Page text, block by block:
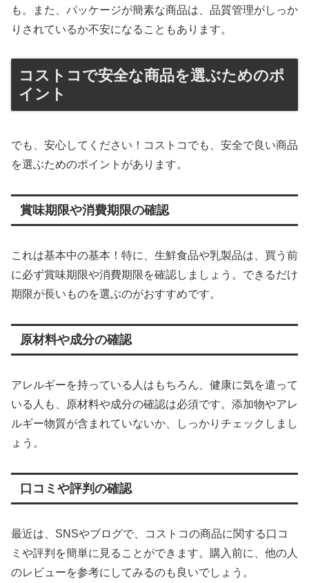
も。また、パッケージが簡素な商品は、品質管理がしっか
りされているか不安になることもあります。
コストコで安全な商品を選ぶためのポ
イント
でも、安心してください！コストコでも、安全で良い商品
を選ぶためのポイントがあります。
賞味期限や消費期限の確認
これは基本中の基本！特に、生鮮食品や乳製品は、買う前
に必ず賞味期限や消費期限を確認しましょう。できるだけ
期限が長いものを選ぶのがおすすめです。
原材料や成分の確認
アレルギーを持っている人はもちろん、健康に気を遣って
いる人も、原材料や成分の確認は必須です。添加物やアレ
ルギー物質が含まれていないか、しっかりチェックしまし
ょう。
口コミや評判の確認
最近は、SNSやブログで、コストコの商品に関する口コ
ミや評判を簡単に見ることができます。購入前に、他の人
のレビューを参考にしてみるのも良いでしょう。